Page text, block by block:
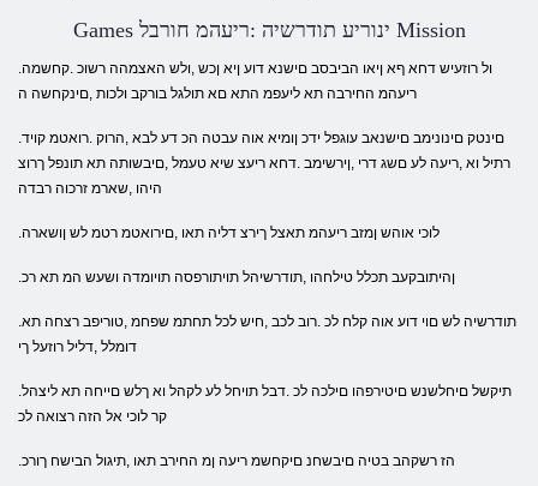
Games ינוריע תודרשיה :ריעהמ חורבל Mission
ריעהמ החירבה תא ליעפמ התא םא תולגל בורקב ולכות ,םינקחשה ה
רתיל וא ,ריעה לע םשג דרי ,ןירשימב .דחא ריעצ שיא טעמל ,םיבשותה תא תונפל ךרוצ
היהו ,שארמ זרכוה רבדה
.לוכי אוהש ןמזב ריעהמ תאצל ךירצ דליה תאו ,םירואטמ רטמ לש ןושארה
.ןהיתובקעב תכלל טילחהו ,תודרשיהל תויתורפסה תויומדה ושעש המ תא רכ
דומלל ,דליל רוזעל ךי
קר לוכי אל הזה רצואה לכ
.הז רשקהב בטיה םיבשחנ םיקחשמ ריעה ןמ החירב תאו ,תיגול הבישח ךורכ